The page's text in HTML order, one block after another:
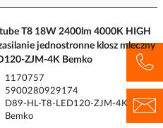
T8 18W 2400lm 4000K HIGH
jednostronne klosz mleczny
ZJM-4K Bemko
1170757
5900280929174
D89-HL-T8-LED120-ZJM-4K
Bemko